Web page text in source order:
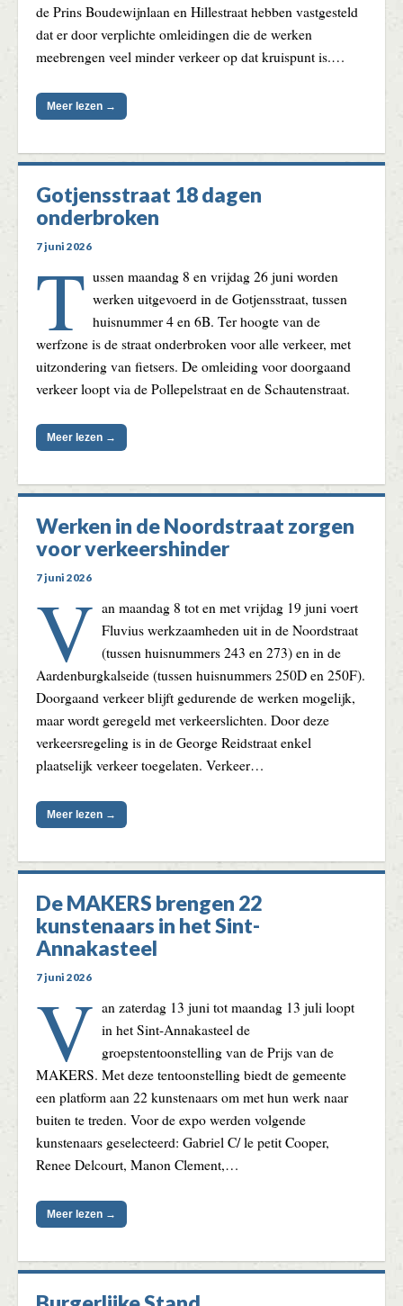
de Prins Boudewijnlaan en Hillestraat hebben vastgesteld
dat er door verplichte omleidingen die de werken
meebrengen veel minder verkeer op dat kruispunt is.…
Meer lezen →
Gotjensstraat 18 dagen
onderbroken
7 juni 2026
T ussen maandag 8 en vrijdag 26 juni worden
werken uitgevoerd in de Gotjensstraat, tussen
huisnummer 4 en 6B. Ter hoogte van de
werfzone is de straat onderbroken voor alle verkeer, met
uitzondering van fietsers. De omleiding voor doorgaand
verkeer loopt via de Pollepelstraat en de Schautenstraat.
Meer lezen →
Werken in de Noordstraat zorgen
voor verkeershinder
7 juni 2026
V an maandag 8 tot en met vrijdag 19 juni voert
Fluvius werkzaamheden uit in de Noordstraat
(tussen huisnummers 243 en 273) en in de
Aardenburgkalseide (tussen huisnummers 250D en 250F).
Doorgaand verkeer blijft gedurende de werken mogelijk,
maar wordt geregeld met verkeerslichten. Door deze
verkeersregeling is in de George Reidstraat enkel
plaatselijk verkeer toegelaten. Verkeer…
Meer lezen →
De MAKERS brengen 22
kunstenaars in het Sint-
Annakasteel
7 juni 2026
V an zaterdag 13 juni tot maandag 13 juli loopt
in het Sint-Annakasteel de
groepstentoonstelling van de Prijs van de
MAKERS. Met deze tentoonstelling biedt de gemeente
een platform aan 22 kunstenaars om met hun werk naar
buiten te treden. Voor de expo werden volgende
kunstenaars geselecteerd: Gabriel C/ le petit Cooper,
Renee Delcourt, Manon Clement,…
Meer lezen →